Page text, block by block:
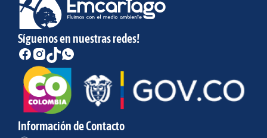
Síguenos en nuestras redes!
Información de Contacto